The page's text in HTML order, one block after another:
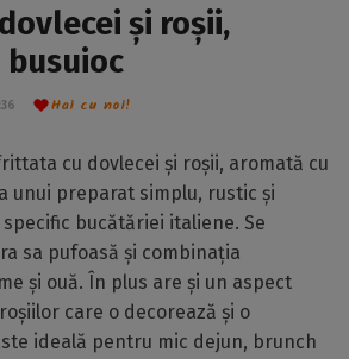
și roșii,
busuioc
Hai cu noi!
cu dovlecei și roșii, aromată cu
unui preparat simplu, rustic și
bucătăriei italiene. Se
sa pufoasă și combinația
și ouă. În plus are și un aspect
care o decorează și o
ideală pentru mic dejun, brunch